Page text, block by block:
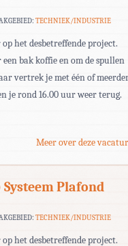
TECHNIEK/INDUSTRIE
het desbetreffende project.
bak koffie en om de spullen
vertrek je met één of
je rond 16.00 uur weer terug.
Meer over deze
Plafond
TECHNIEK/INDUSTRIE
het desbetreffende project.